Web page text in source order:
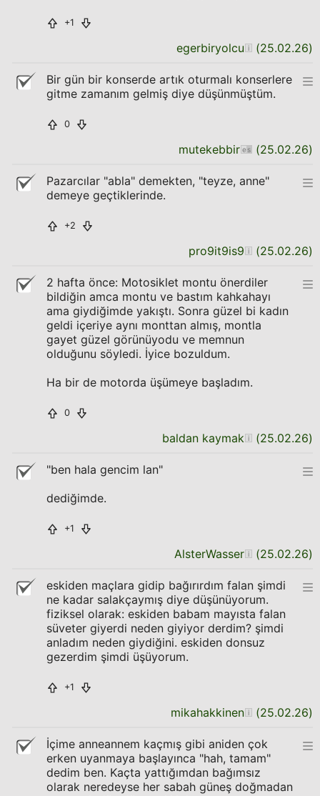
+1
egerbiryolcu (25.02.26)
Bir gün bir konserde artık oturmalı konserlere
gitme zamanım gelmiş diye düşünmüştüm.
0
mutekebbir (25.02.26)
Pazarcılar "abla" demekten, "teyze, anne"
demeye geçtiklerinde.
+2
pro9it9is9 (25.02.26)
2 hafta önce: Motosiklet montu önerdiler
bildiğin amca montu ve bastım kahkahayı
ama giydiğimde yakıştı. Sonra güzel bi kadın
geldi içeriye aynı monttan almış, montla
gayet güzel görünüyodu ve memnun
olduğunu söyledi. İyice bozuldum.
Ha bir de motorda üşümeye başladım.
0
baldan kaymak (25.02.26)
"ben hala gencim lan"
dediğimde.
+1
AlsterWasser (25.02.26)
eskiden maçlara gidip bağırırdım falan şimdi
ne kadar salakçaymış diye düşünüyorum.
fiziksel olarak: eskiden babam mayısta falan
süveter giyerdi neden giyiyor derdim? şimdi
anladım neden giydiğini. eskiden donsuz
gezerdim şimdi üşüyorum.
+1
mikahakkinen (25.02.26)
İçime anneannem kaçmış gibi aniden çok
erken uyanmaya başlayınca "hah, tamam"
dedim ben. Kaçta yattığımdan bağımsız
olarak neredeyse her sabah güneş doğmadan